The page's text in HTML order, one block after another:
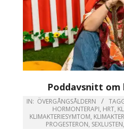
Poddavsnitt
IN: ÖVERGÅNGSÅLDERN
HORMONTERAPI, HRT,
KLIMAKTERIESYMTOM,
PROGESTERON, SEXLUSTEN,